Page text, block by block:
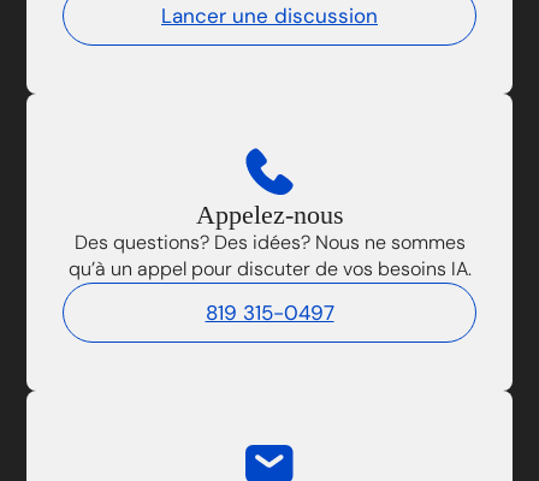
Lancer une discussion
Appelez-nous
Des questions? Des idées? Nous ne sommes
qu’à un appel pour discuter de vos besoins IA.
819 315-0497